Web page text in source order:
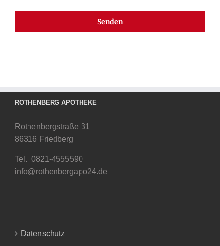
ROTHENBERG APOTHEKE
Rothenbergstraße 31
86316 Friedberg
Tel.: 0821-4555590
info@rothenbergapo24.de
Datenschutz